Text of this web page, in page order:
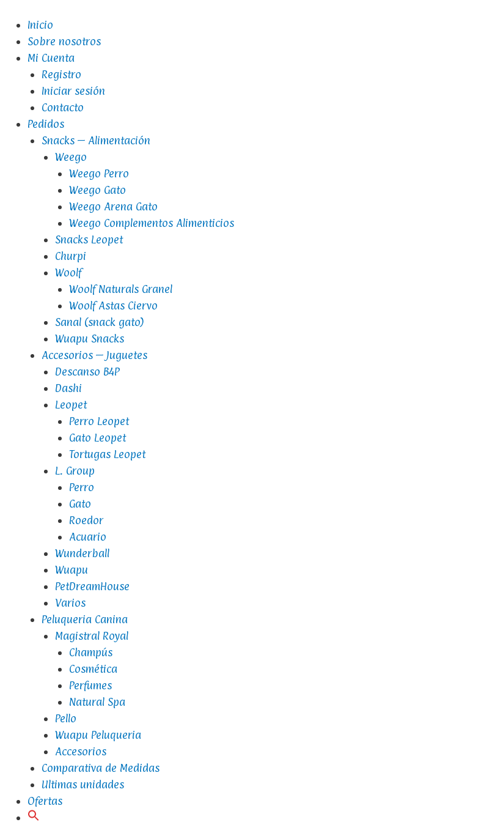
Inicio
Sobre nosotros
Mi Cuenta
Registro
Iniciar sesión
Contacto
Pedidos
Snacks – Alimentación
Weego
Weego Perro
Weego Gato
Weego Arena Gato
Weego Complementos Alimenticios
Snacks Leopet
Churpi
Woolf
Woolf Naturals Granel
Woolf Astas Ciervo
Sanal (snack gato)
Wuapu Snacks
Accesorios – Juguetes
Descanso B4P
Dashi
Leopet
Perro Leopet
Gato Leopet
Tortugas Leopet
L. Group
Perro
Gato
Roedor
Acuario
Wunderball
Wuapu
PetDreamHouse
Varios
Peluqueria Canina
Magistral Royal
Champús
Cosmética
Perfumes
Natural Spa
Pello
Wuapu Peluqueria
Accesorios
Comparativa de Medidas
Ultimas unidades
Ofertas